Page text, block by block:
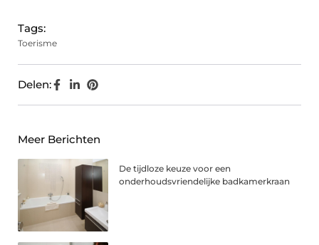
Tags:
Toerisme
Delen:
Meer Berichten
De tijdloze keuze voor een
onderhoudsvriendelijke badkamerkraan